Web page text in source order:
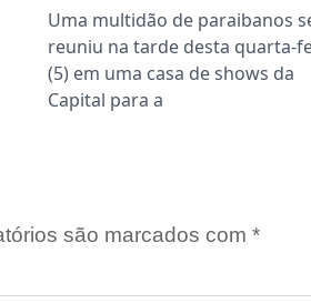
Uma multidão de paraibanos
reuniu na tarde desta quarta-
(5) em uma casa de shows da
Capital para a
são marcados com *